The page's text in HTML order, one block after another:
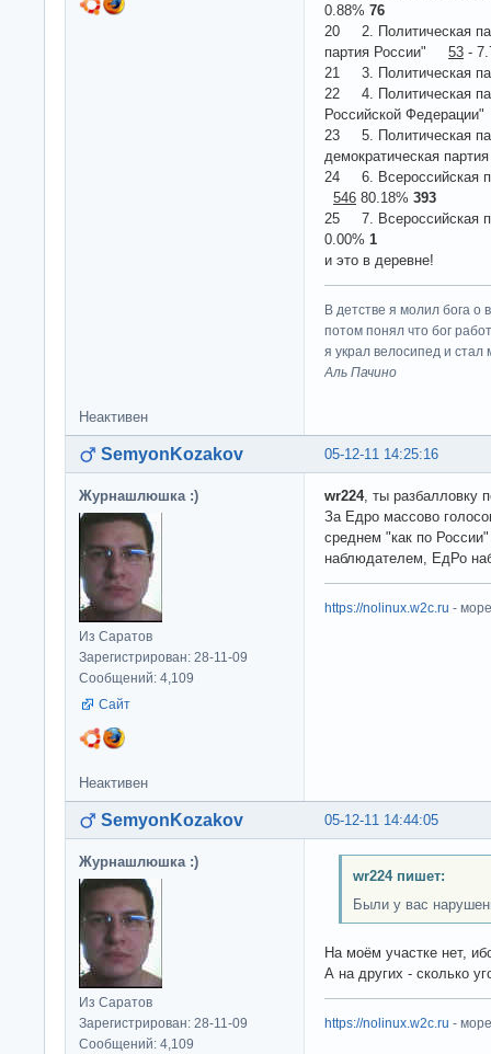
0.88% 76
20 2. Политическая
партия России" 53 -
21 3. Политическая
22 4. Политическая
Российской
23 5. Политическая
демократическая
24 6. Всероссийская
546 80.18% 393
25 7. Всероссийская
0.00% 1
и это в деревне!
В детстве я молил бога о
потом понял что бог
я украл велосипед и стал
Аль Пачино
Неактивен
05-12-11 14:25:16
SemyonKozakov
Журнашлюшка :)
Из Саратов
Зарегистрирован: 28-11-09
Сообщений: 4,109
Сайт
wr224, ты разбалловку
За Едро массово
среднем "как по
наблюдателем, ЕдРо
https://nolinux.w2c.ru -
Неактивен
05-12-11 14:44:05
SemyonKozakov
Журнашлюшка :)
Из Саратов
Зарегистрирован: 28-11-09
Сообщений: 4,109
wr224 пишет:
Были у вас
На моём участке нет,
А на других - сколько
https://nolinux.w2c.ru -